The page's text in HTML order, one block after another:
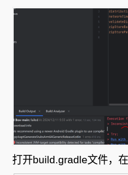
打开build.gradle文件，